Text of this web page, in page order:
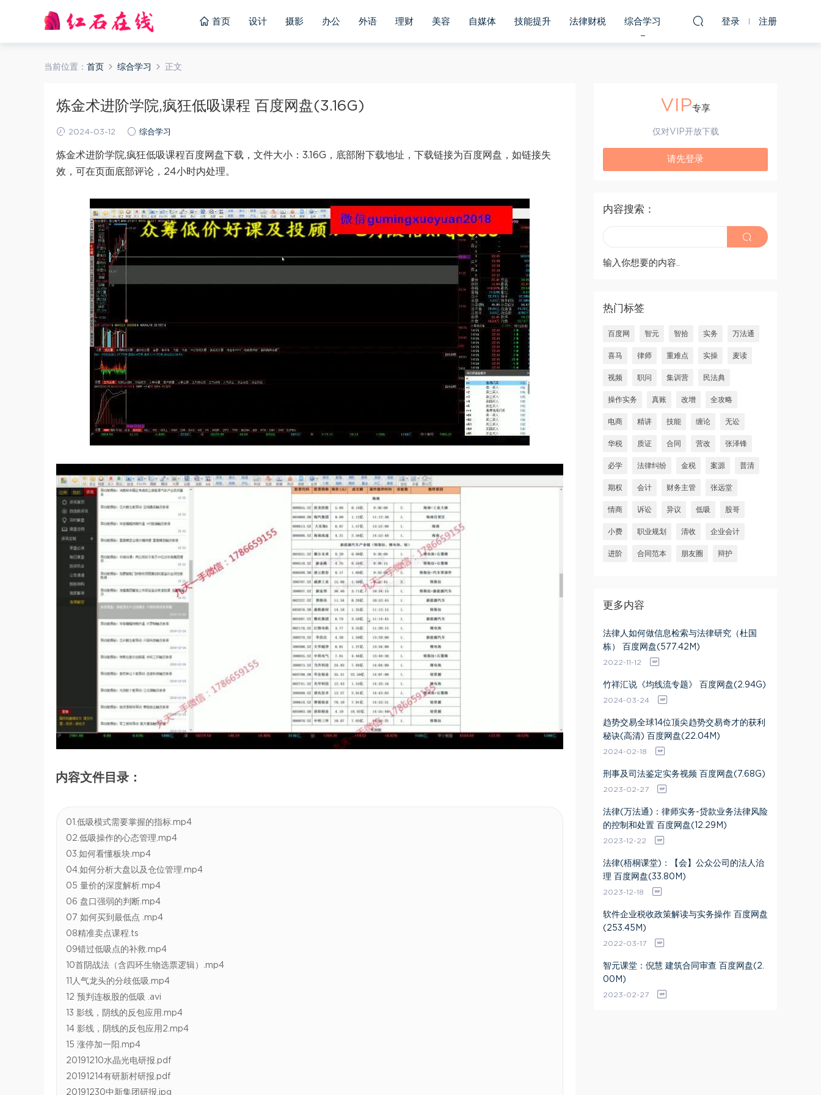
首页 设计 摄影 办公 外语 理财 美容 自媒体 技能提升 法律财税 综合学习 登录 注册
当前位置： 首页 综合学习 正文
炼金术进阶学院,疯狂低吸课程 百度网盘(3.16G)
2024-03-12 综合学习
炼金术进阶学院,疯狂低吸课程百度网盘下载，文件大小：3.16G，底部附下载地址，下载链接为百度网盘，如链接失
效，可在页面底部评论，24小时内处理。
内容文件目录：
01.低吸模式需要掌握的指标.mp4
02.低吸操作的心态管理.mp4
03.如何看懂板块.mp4
04.如何分析大盘以及仓位管理.mp4
05 量价的深度解析.mp4
06 盘口强弱的判断.mp4
07 如何买到最低点 .mp4
08精准卖点课程.ts
09错过低吸点的补救.mp4
10首阴战法（含四环生物选票逻辑）.mp4
11人气龙头的分歧低吸.mp4
12 预判连板股的低吸 .avi
13 影线，阴线的反包应用.mp4
14 影线，阴线的反包应用2.mp4
15 涨停加一阳.mp4
20191210水晶光电研报.pdf
20191214有研新村研报.pdf
20191230中新集团研报.jpg
VIP专享
仅对VIP开放下载
请先登录
内容搜索：
输入你想要的内容..
热门标签
百度网 智元 智拾 实务 万法通
喜马 律师 重难点 实操 麦读
视频 职问 集训营 民法典
操作实务 真账 改增 全攻略
电商 精讲 技能 缠论 无讼
华税 质证 合同 营改 张泽锋
必学 法律纠纷 金税 案源 普清
期权 会计 财务主管 张远堂
情商 诉讼 异议 低吸 股哥
小费 职业规划 清收 企业会计
进阶 合同范本 朋友圈 辩护
更多内容
法律人如何做信息检索与法律研究（杜国
栋） 百度网盘(577.42M)
2022-11-12
竹祥汇说《均线流专题》 百度网盘(2.94G)
2024-03-24
趋势交易全球14位顶尖趋势交易奇才的获利
秘诀(高清) 百度网盘(22.04M)
2024-02-18
刑事及司法鉴定实务视频 百度网盘(7.68G)
2023-02-27
法律(万法通)：律师实务-贷款业务法律风险
的控制和处置 百度网盘(12.29M)
2023-12-22
法律(梧桐课堂)：【会】公众公司的法人治
理 百度网盘(33.80M)
2023-12-18
软件企业税收政策解读与实务操作 百度网盘
(253.45M)
2022-03-17
智元课堂：倪慧 建筑合同审查 百度网盘(2.
00M)
2023-02-27